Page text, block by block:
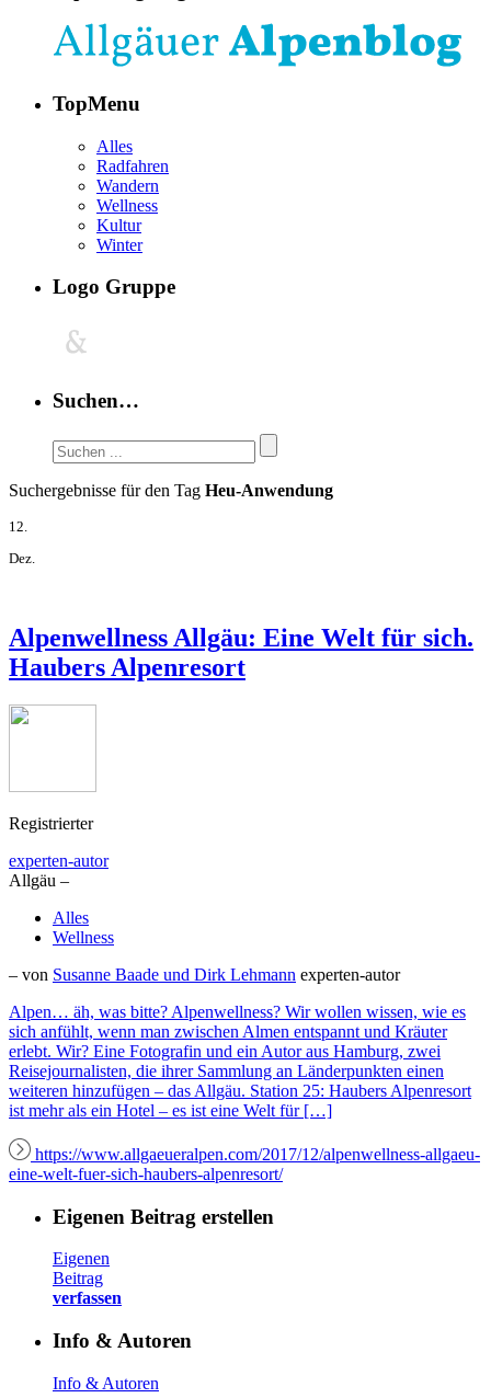
TopMenu
Alles
Radfahren
Wandern
Wellness
Kultur
Winter
Logo Gruppe
Suchen…
Suchergebnisse für den Tag Heu-Anwendung
12.
Dez.
Alpenwellness Allgäu: Eine Welt für sich.
Haubers Alpenresort
Registrierter
experten-autor
Allgäu –
Alles
Wellness
– von Susanne Baade und Dirk Lehmann experten-autor
Alpen… äh, was bitte? Alpenwellness? Wir wollen wissen, wie es
sich anfühlt, wenn man zwischen Almen entspannt und Kräuter
erlebt. Wir? Eine Fotografin und ein Autor aus Hamburg, zwei
Reisejournalisten, die ihrer Sammlung an Länderpunkten einen
weiteren hinzufügen – das Allgäu. Station 25: Haubers Alpenresort
ist mehr als ein Hotel – es ist eine Welt für […]
https://www.allgaeueralpen.com/2017/12/alpenwellness-allgaeu-
eine-welt-fuer-sich-haubers-alpenresort/
Eigenen Beitrag erstellen
Eigenen
Beitrag
verfassen
Info & Autoren
Info & Autoren